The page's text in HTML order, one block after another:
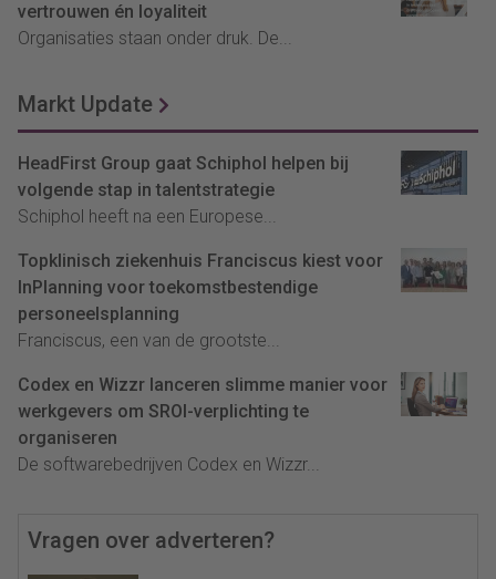
vertrouwen én loyaliteit
Organisaties staan onder druk. De...
Markt Update
HeadFirst Group gaat Schiphol helpen bij
volgende stap in talentstrategie
Schiphol heeft na een Europese...
Topklinisch ziekenhuis Franciscus kiest voor
InPlanning voor toekomstbestendige
personeelsplanning
Franciscus, een van de grootste...
Codex en Wizzr lanceren slimme manier voor
werkgevers om SROI-verplichting te
organiseren
De softwarebedrijven Codex en Wizzr...
Vragen over adverteren?